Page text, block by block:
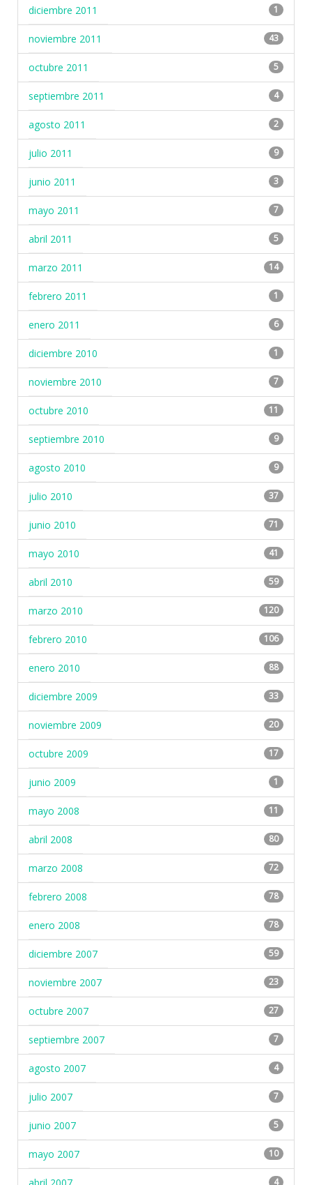
diciembre 2011 1
noviembre 2011 43
octubre 2011 5
septiembre 2011 4
agosto 2011 2
julio 2011 9
junio 2011 3
mayo 2011 7
abril 2011 5
marzo 2011 14
febrero 2011 1
enero 2011 6
diciembre 2010 1
noviembre 2010 7
octubre 2010 11
septiembre 2010 9
agosto 2010 9
julio 2010 37
junio 2010 71
mayo 2010 41
abril 2010 59
marzo 2010 120
febrero 2010 106
enero 2010 88
diciembre 2009 33
noviembre 2009 20
octubre 2009 17
junio 2009 1
mayo 2008 11
abril 2008 80
marzo 2008 72
febrero 2008 78
enero 2008 78
diciembre 2007 59
noviembre 2007 23
octubre 2007 27
septiembre 2007 7
agosto 2007 4
julio 2007 7
junio 2007 5
mayo 2007 10
4